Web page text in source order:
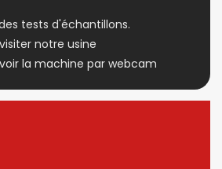
tests d'échantillons.
notre usine
la machine par webcam